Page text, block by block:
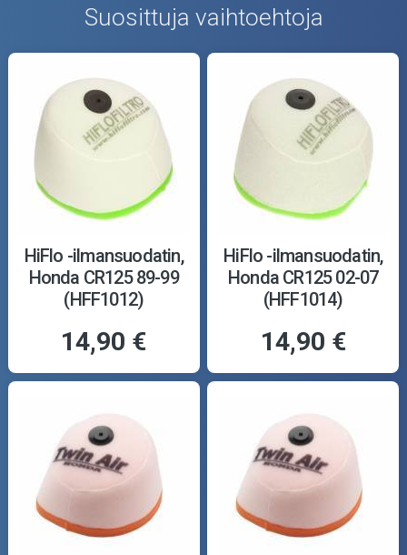
Suosittuja vaihtoehtoja
HiFlo -ilmansuodatin,
Honda CR125 89-99
(HFF1012)
14,90 €
HiFlo -ilmansuodatin,
Honda CR125 02-07
(HFF1014)
14,90 €